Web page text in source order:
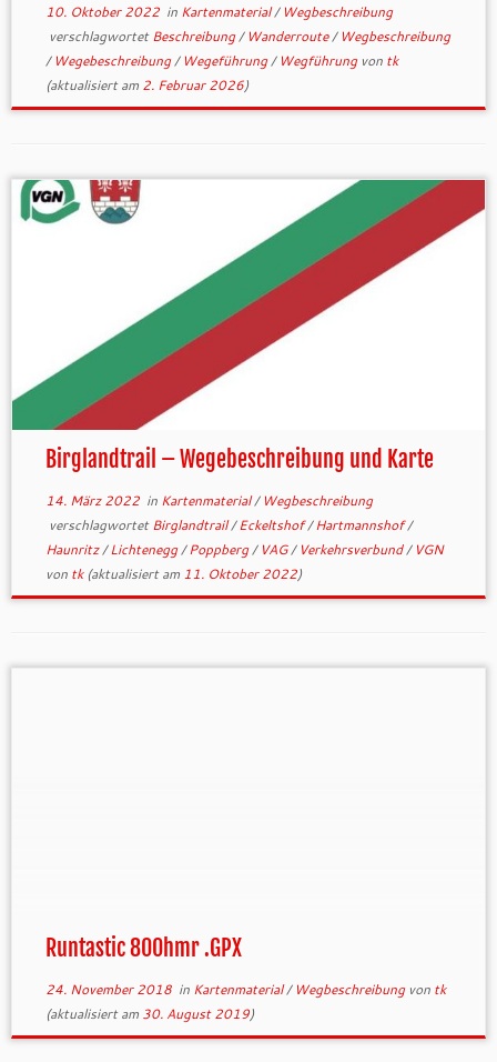
10. Oktober 2022in Kartenmaterial/ Wegbeschreibung
verschlagwortetBeschreibung/ Wanderroute/ Wegbeschreibung
/ Wegebeschreibung/ Wegeführung/ Wegführung von tk
(aktualisiert am 2. Februar 2026)
Birglandtrail – Wegebeschreibung und Karte
14. März 2022in Kartenmaterial/ Wegbeschreibung
verschlagwortetBirglandtrail/Eckeltshof/Hartmannshof/
Haunritz/Lichtenegg/Poppberg/ VAG/ Verkehrsverbund/ VGN
von tk(aktualisiert am 11. Oktober 2022)
Runtastic 800hmr .GPX
24. November 2018in Kartenmaterial/ Wegbeschreibung von tk
(aktualisiert am 30. August 2019)